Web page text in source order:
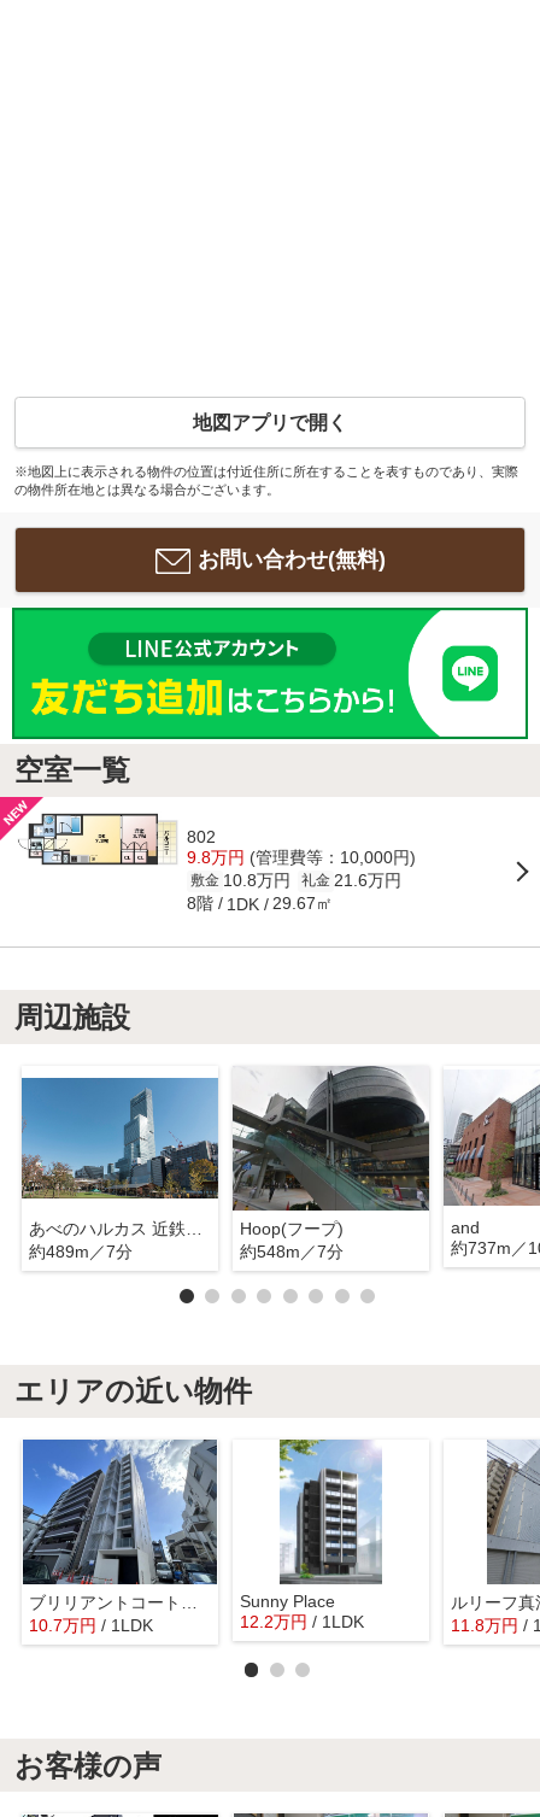
地図アプリで開く
※地図上に表示される物件の位置は付近住所に所在することを表すものであり、実際
の物件所在地とは異なる場合がございます。
お問い合わせ(無料)
空室一覧
802
9.8万円 (管理費等：10,000円)
敷金 10.8万円 礼金 21.6万円
8階 1DK 29.67㎡
周辺施設
約489m／7分
Hoop(フープ)
約548m／7分
and
約737m／
エリアの近い物件
ブリリアントコートクラージュ
10.7万円 / 1LDK
Sunny Place
12.2万円 / 1LDK
ルリーフ真
11.8万円 /
お客様の声